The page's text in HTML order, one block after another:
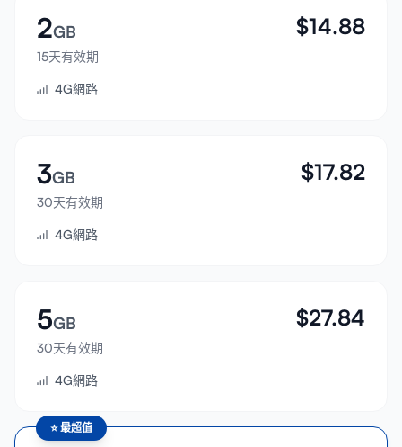
支援
裝置相容性
登入
2GB
15天有效期
$14.88
4G網路
3GB
30天有效期
$17.82
4G網路
5GB
30天有效期
$27.84
4G網路
⭐最超值